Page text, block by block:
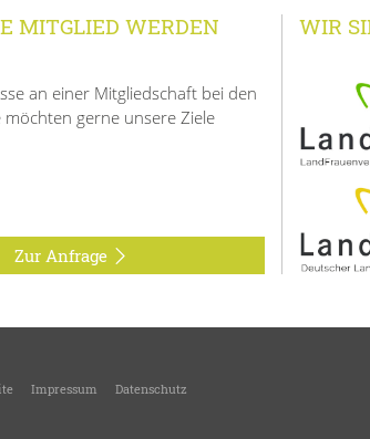
MITGLIED WERDEN
an einer Mitgliedschaft bei den
möchten gerne unsere Ziele
Zur Anfrage
WIR
Impressum
Datenschutz